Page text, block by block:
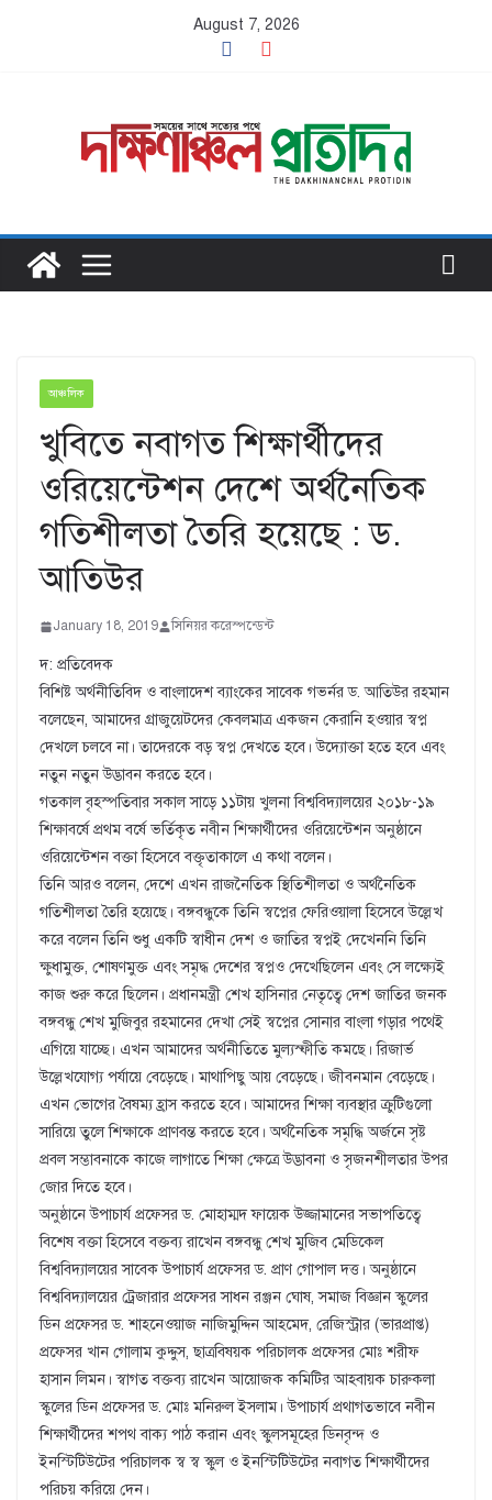
August 7, 2026
আঞ্চলিক
খুবিতে নবাগত শিক্ষার্থীদের
ওরিয়েন্টেশন দেশে অর্থনৈতিক
গতিশীলতা তৈরি হয়েছে : ড.
আতিউর
January 18, 2019 সিনিয়র করেস্পন্ডেন্ট
দ: প্রতিবেদক
বিশিষ্ট অর্থনীতিবিদ ও বাংলাদেশ ব্যাংকের সাবেক গভর্নর ড. আতিউর রহমান
বলেছেন, আমাদের গ্রাজুয়েটদের কেবলমাত্র একজন কেরানি হওয়ার স্বপ্ন
দেখলে চলবে না। তাদেরকে বড় স্বপ্ন দেখতে হবে। উদ্যোক্তা হতে হবে এবং
নতুন নতুন উদ্ভাবন করতে হবে।
গতকাল বৃহস্পতিবার সকাল সাড়ে ১১টায় খুলনা বিশ্ববিদ্যালয়ের ২০১৮-১৯
শিক্ষাবর্ষে প্রথম বর্ষে ভর্তিকৃত নবীন শিক্ষার্থীদের ওরিয়েন্টেশন অনুষ্ঠানে
ওরিয়েন্টেশন বক্তা হিসেবে বক্তৃতাকালে এ কথা বলেন।
তিনি আরও বলেন, দেশে এখন রাজনৈতিক স্থিতিশীলতা ও অর্থনৈতিক
গতিশীলতা তৈরি হয়েছে। বঙ্গবন্ধুকে তিনি স্বপ্নের ফেরিওয়ালা হিসেবে উল্লেখ
করে বলেন তিনি শুধু একটি স্বাধীন দেশ ও জাতির স্বপ্নই দেখেননি তিনি
ক্ষুধামুক্ত, শোষণমুক্ত এবং সমৃদ্ধ দেশের স্বপ্নও দেখেছিলেন এবং সে লক্ষ্যেই
কাজ শুরু করে ছিলেন। প্রধানমন্ত্রী শেখ হাসিনার নেতৃত্বে দেশ জাতির জনক
বঙ্গবন্ধু শেখ মুজিবুর রহমানের দেখা সেই স্বপ্নের সোনার বাংলা গড়ার পথেই
এগিয়ে যাচ্ছে। এখন আমাদের অর্থনীতিতে মুল্যস্ফীতি কমছে। রিজার্ভ
উল্লেখযোগ্য পর্যায়ে বেড়েছে। মাথাপিছু আয় বেড়েছে। জীবনমান বেড়েছে।
এখন ভোগের বৈষম্য হ্রাস করতে হবে। আমাদের শিক্ষা ব্যবস্থার ক্রুটিগুলো
সারিয়ে তুলে শিক্ষাকে প্রাণবন্ত করতে হবে। অর্থনৈতিক সমৃদ্ধি অর্জনে সৃষ্ট
প্রবল সম্ভাবনাকে কাজে লাগাতে শিক্ষা ক্ষেত্রে উদ্ভাবনা ও সৃজনশীলতার উপর
জোর দিতে হবে।
অনুষ্ঠানে উপাচার্য প্রফেসর ড. মোহাম্মদ ফায়েক উজ্জামানের সভাপতিত্বে
বিশেষ বক্তা হিসেবে বক্তব্য রাখেন বঙ্গবন্ধু শেখ মুজিব মেডিকেল
বিশ্ববিদ্যালয়ের সাবেক উপাচার্য প্রফেসর ড. প্রাণ গোপাল দত্ত। অনুষ্ঠানে
বিশ্ববিদ্যালয়ের ট্রেজারার প্রফেসর সাধন রঞ্জন ঘোষ, সমাজ বিজ্ঞান স্কুলের
ডিন প্রফেসর ড. শাহনেওয়াজ নাজিমুদ্দিন আহমেদ, রেজিস্ট্রার (ভারপ্রাপ্ত)
প্রফেসর খান গোলাম কুদ্দুস, ছাত্রবিষয়ক পরিচালক প্রফেসর মোঃ শরীফ
হাসান লিমন। স্বাগত বক্তব্য রাখেন আয়োজক কমিটির আহবায়ক চারুকলা
স্কুলের ডিন প্রফেসর ড. মোঃ মনিরুল ইসলাম। উপাচার্য প্রথাগতভাবে নবীন
শিক্ষার্থীদের শপথ বাক্য পাঠ করান এবং স্কুলসমূহের ডিনবৃন্দ ও
ইনস্টিটিউটের পরিচালক স্ব স্ব স্কুল ও ইনস্টিটিউটের নবাগত শিক্ষার্থীদের
পরিচয় করিয়ে দেন।